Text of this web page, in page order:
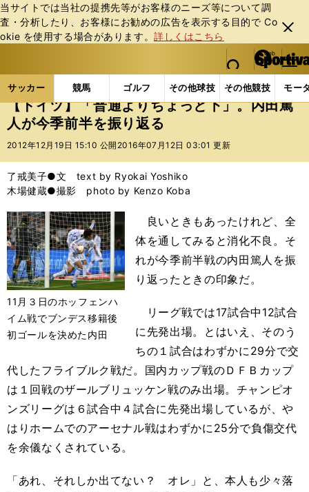
当サイトでは当社の提携先等がお客様のニーズ等について調
査・分析したり、お客様にお勧めの広告を表⽰する⽬的で Co
okie を使⽤する場合があります。詳しくはこちら
閉じ
る
web Sportiva (webスポルティーバ)
検索
マイペ
ー
ジ
メニュ
サッカー 競馬 ゴルフ その他球技 その他競技 モー
ス
ポ
ル
バ
サッカーの記事一覧 海外サッカー 海外サッカー
【ドイツ】「普通よりちょっと下」。内田篤
人が今季前半を振り返る
2012年12月19日 15:10 公開 2016年07月12日 03:01 更新
了戒美子●文 text by Ryokai Yoshiko
木場健蔵●撮影 photo by Kenzo Koba
11月３日のホッフェンハ
イム戦でブンデス移籍後
初ゴールを決めた内田
良いときもあったけれど、全
体を通してみると消化不良。そ
れが今季前半戦の内田篤人を振
り返ったときの印象だ。
リーグ戦では17試合中12試合
に先発出場。とはいえ、そのう
ちの１試合はわずかに29分で交
代したフライブルク戦だ。国内カップ戦のＤＦＢカップ
は１回戦のザールブリュッケン戦のみ出場。チャンピオ
ンズリーグは６試合中４試合に先発出場しているが、や
はりホームでのアーセナル戦はわずかに25分で負傷交代
を余儀なくされている。
「あれ、それしか出てない？ オレ」と、本人も少々落